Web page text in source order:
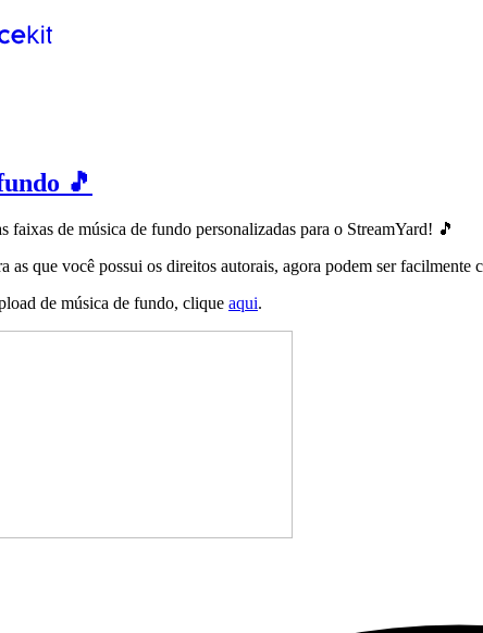
🎵
faixas de música de fundo personalizadas para o StreamYard! 🎵
as que você possui os direitos autorais, agora podem ser
de música de fundo, clique aqui.